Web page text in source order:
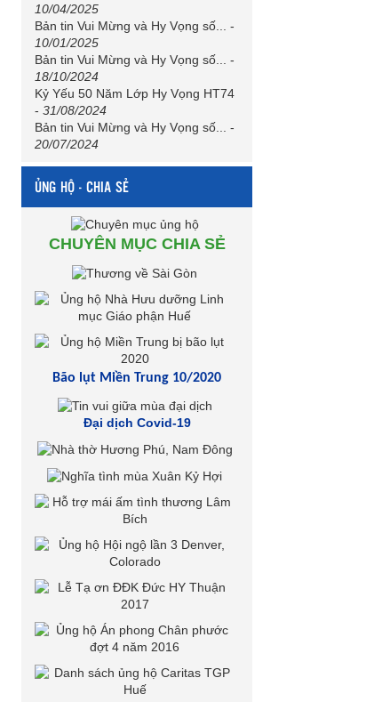
10/04/2025
Bản tin Vui Mừng và Hy Vọng số...
-
10/01/2025
Bản tin Vui Mừng và Hy Vọng số...
-
18/10/2024
Kỷ Yếu 50 Năm Lớp Hy Vọng HT74
- 31/08/2024
Bản tin Vui Mừng và Hy Vọng số...
-
20/07/2024
ỦNG HỘ - CHIA SẺ
CHUYÊN MỤC CHIA SẺ
Bão lụt Miền Trung 10/2020
Đại dịch Covid-19